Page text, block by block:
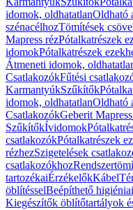
idomok, oldhatatlanOldható
szénacélhozTömítések
Mapress rézPótalkatrészek
idomokPótalkatrészek
Átmeneti idomok,
CsatlakozókFűtési
KarmantyúkSzűkítők
idomok, oldhatatlanOldható
CsatlakozókGeberit
SzűkítőkÍvidomok
csatlakozókPótalkatrészek
rézhezSzigetelések
csatlakozókhoz
tartozékaiÉrzékelőkKábel
öblítésselBeépíthető
Kiegészítők öblítőtartályok